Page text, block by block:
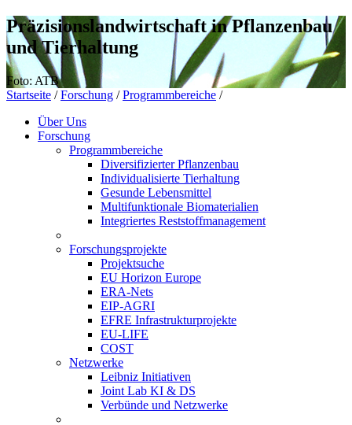
Präzisionslandwirtschaft in Pflanzenbau
und Tierhaltung
Foto: ATB
Startseite / Forschung / Programmbereiche /
Über Uns
Forschung
Programmbereiche
Diversifizierter Pflanzenbau
Individualisierte Tierhaltung
Gesunde Lebensmittel
Multifunktionale Biomaterialien
Integriertes Reststoffmanagement
Forschungsprojekte
Projektsuche
EU Horizon Europe
ERA-Nets
EIP-AGRI
EFRE Infrastrukturprojekte
EU-LIFE
COST
Netzwerke
Leibniz Initiativen
Joint Lab KI & DS
Verbünde und Netzwerke